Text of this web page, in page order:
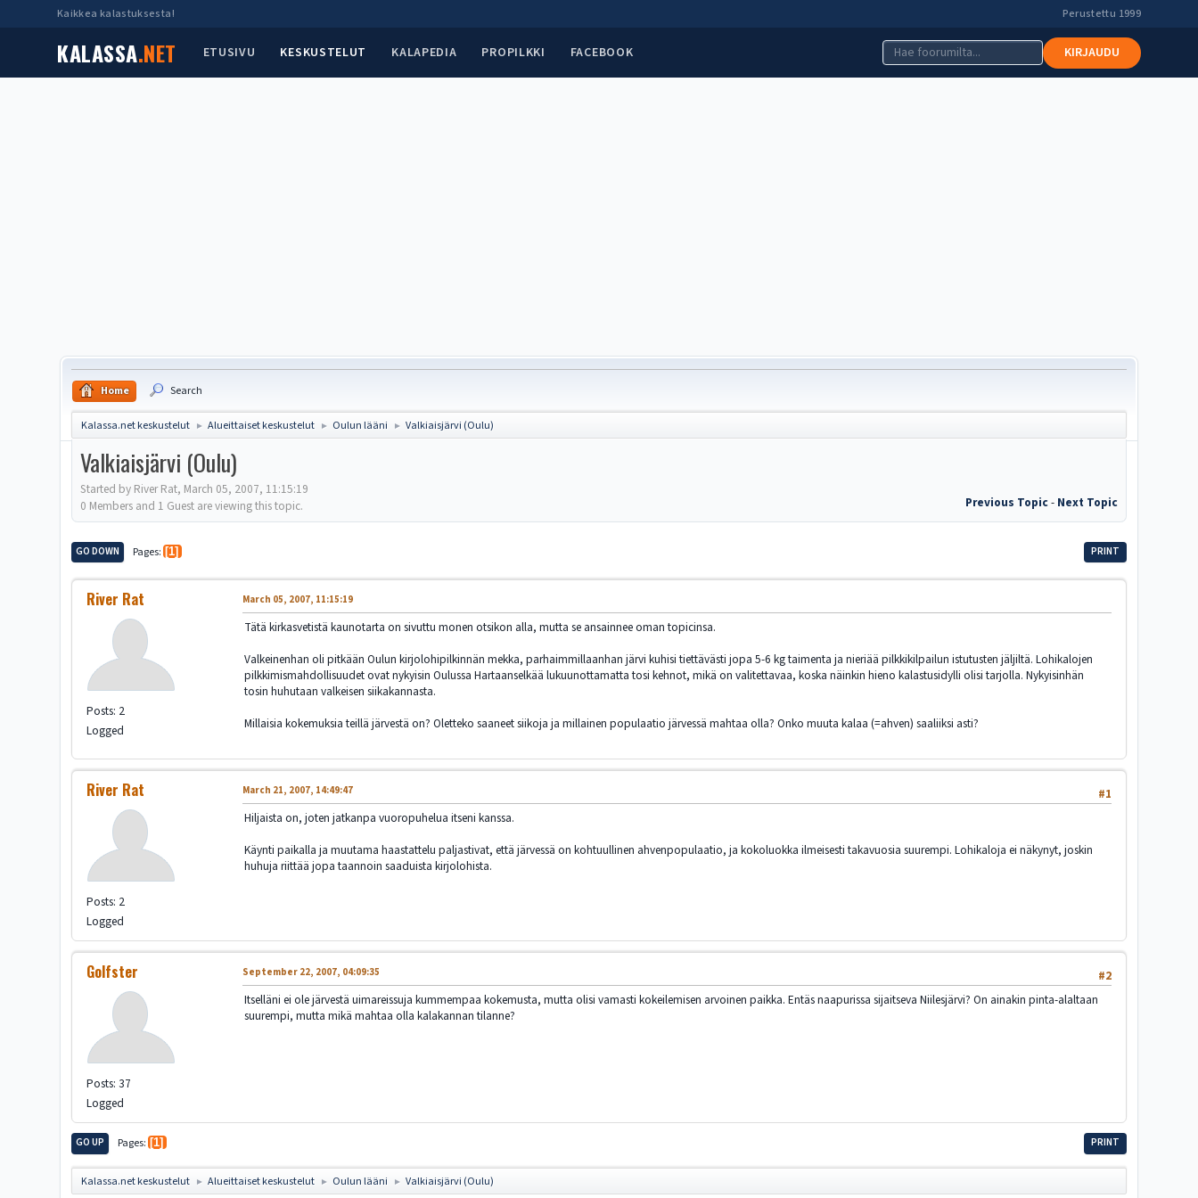
Kaikkea kalastuksesta! Perustettu 1999
KALASSA.NET ETUSIVU KESKUSTELUT KALAPEDIA PROPILKKI FACEBOOK KIRJAUDU
Home Search
Kalassa.net keskustelut ► Alueittaiset keskustelut ► Oulun lääni ► Valkiaisjärvi (Oulu)
Valkiaisjärvi (Oulu)
Started by River Rat, March 05, 2007, 11:15:19
Previous Topic- Next Topic
0 Members and 1 Guest are viewing this topic.
PRINT
GO DOWN Pages 1
River Rat
Posts: 2
Logged
March 05, 2007, 11:15:19
Tätä kirkasvetistä kaunotarta on sivuttu monen otsikon alla, mutta se ansainnee oman topicinsa.
Valkeinenhan oli pitkään Oulun kirjolohipilkinnän mekka, parhaimmillaanhan järvi kuhisi tiettävästi jopa 5-6 kg taimenta ja nieriää pilkkikilpailun istutusten jäljiltä. Lohikalojen
pilkkimismahdollisuudet ovat nykyisin Oulussa Hartaanselkää lukuunottamatta tosi kehnot, mikä on valitettavaa, koska näinkin hieno kalastusidylli olisi tarjolla. Nykyisinhän
tosin huhutaan valkeisen siikakannasta.
Millaisia kokemuksia teillä järvestä on? Oletteko saaneet siikoja ja millainen populaatio järvessä mahtaa olla? Onko muuta kalaa (=ahven) saaliiksi asti?
River Rat
Posts: 2
Logged
#1
March 21, 2007, 14:49:47
Hiljaista on, joten jatkanpa vuoropuhelua itseni kanssa.
Käynti paikalla ja muutama haastattelu paljastivat, että järvessä on kohtuullinen ahvenpopulaatio, ja kokoluokka ilmeisesti takavuosia suurempi. Lohikaloja ei näkynyt, joskin
huhuja riittää jopa taannoin saaduista kirjolohista.
Golfster
Posts: 37
Logged
#2
September 22, 2007, 04:09:35
Itselläni ei ole järvestä uimareissuja kummempaa kokemusta, mutta olisi vamasti kokeilemisen arvoinen paikka. Entäs naapurissa sijaitseva Niilesjärvi? On ainakin pinta-alaltaan
suurempi, mutta mikä mahtaa olla kalakannan tilanne?
PRINT
GO UP Pages 1
Kalassa.net keskustelut ► Alueittaiset keskustelut ► Oulun lääni ► Valkiaisjärvi (Oulu)